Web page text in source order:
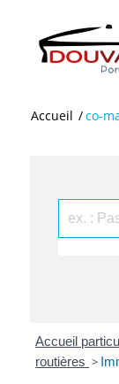
Accueil /co-
Accueil
routières >